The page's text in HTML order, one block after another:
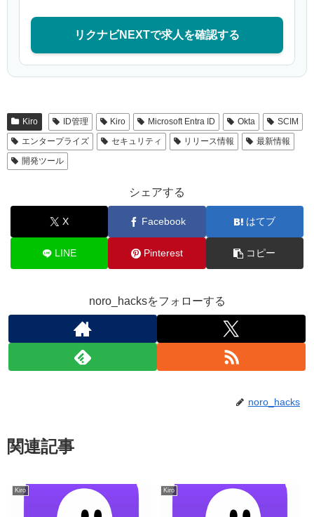
リクナビNEXTで求人を確認する
Kiro ID管理 Kiro Microsoft Entra ID Okta
SCIM
エンタープライズ
セキュリティ リリース情報
最新情報
開発ツール
シェアする
X Facebook はてブ
LINE Pinterest コピー
noro_hacksをフォローする
noro_hacks
関連記事
Kiro Kiro